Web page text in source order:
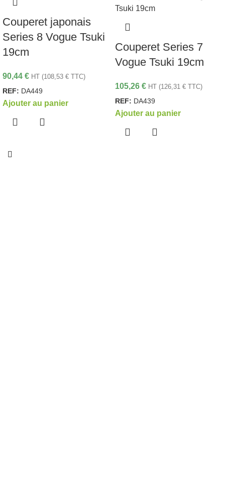
Couperet japonais
Series 8 Vogue Tsuki
19cm
90,44 € HT (108,53 € TTC)
REF: DA449
Ajouter au panier
Couperet Series 7
Vogue Tsuki 19cm
105,26 € HT (126,31 € TTC)
REF: DA439
Ajouter au panier